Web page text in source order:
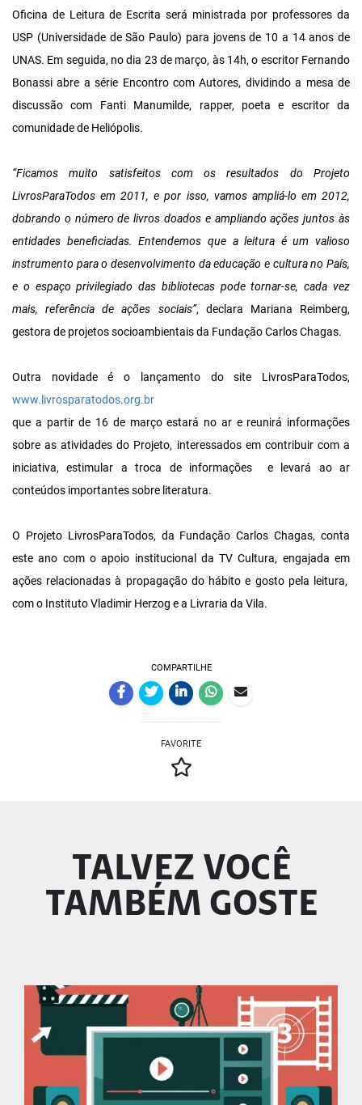
Oficina de Leitura de Escrita será ministrada por professores da
USP (Universidade de São Paulo) para jovens de 10 a 14 anos de
UNAS. Em seguida, no dia 23 de março, às 14h, o escritor Fernando
Bonassi abre a série Encontro com Autores, dividindo a mesa de
discussão com Fanti Manumilde, rapper, poeta e escritor da
comunidade de Heliópolis.
“Ficamos muito satisfeitos com os resultados do Projeto
LivrosParaTodos em 2011, e por isso, vamos ampliá-lo em 2012,
dobrando o número de livros doados e ampliando ações juntos às
entidades beneficiadas. Entendemos que a leitura é um valioso
instrumento para o desenvolvimento da educação e cultura no País,
e o espaço privilegiado das bibliotecas pode tornar-se, cada vez
mais, referência de ações sociais”, declara Mariana Reimberg,
gestora de projetos socioambientais da Fundação Carlos Chagas.
Outra novidade é o lançamento do site LivrosParaTodos,
www.livrosparatodos.org.br
que a partir de 16 de março estará no ar e reunirá informações
sobre as atividades do Projeto, interessados em contribuir com a
iniciativa, estimular a troca de informações e levará ao ar
conteúdos importantes sobre literatura.
O Projeto LivrosParaTodos, da Fundação Carlos Chagas, conta
este ano com o apoio institucional da TV Cultura, engajada em
ações relacionadas à propagação do hábito e gosto pela leitura,
com o Instituto Vladimir Herzog e a Livraria da Vila.
COMPARTILHE
FAVORITE
TALVEZ VOCÊ
TAMBÉM GOSTE